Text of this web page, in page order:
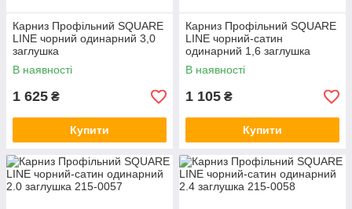
Карниз Профільний SQUARE
LINE чорний одинарний 3,0
заглушка
В наявності
1 625 ₴
Купити
Карниз Профільний SQUARE
LINE чорний-сатин
одинарний 1,6 заглушка
В наявності
1 105 ₴
Купити